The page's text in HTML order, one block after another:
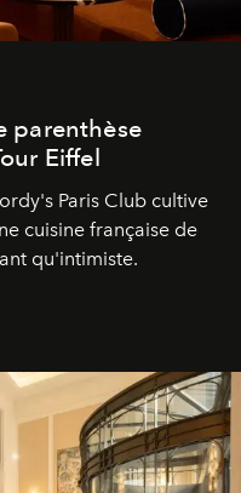
parenthèse
Eiffel
Paris Club cultive
cuisine française de
qu'intimiste.